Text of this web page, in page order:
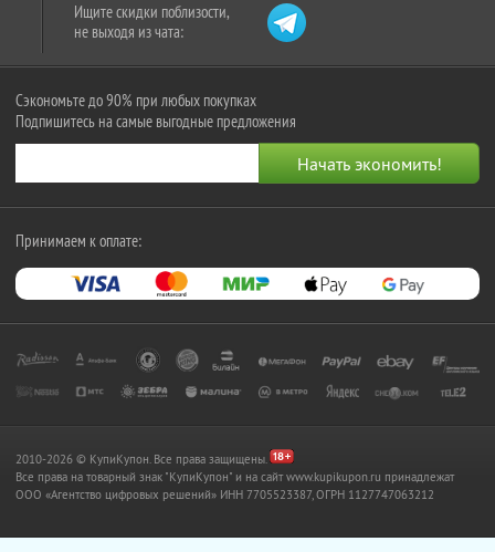
Ищите скидки поблизости,
не выходя из чата:
Сэкономьте до 90% при любых покупках
Подпишитесь на самые выгодные предложения
Принимаем к оплате:
2010-2026 © КупиКупон. Все права защищены.
Все права на товарный знак "КупиКупон" и на сайт www.kupikupon.ru принадлежат
OOO «Агентство цифровых решений» ИНН 7705523387, ОГРН 1127747063212